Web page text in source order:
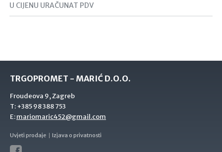
U CIJENU URAČUNAT PDV
TRGOPROMET - MARIĆ D.O.O.
Froudeova 9, Zagreb
T:+385 98 388 753
E:mariomaric452@gmail.com
Uvjeti prodaje Izjava o privatnosti